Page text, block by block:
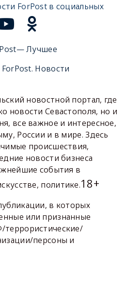
ForPost в социальных
Лучшее
ForPost. Новости
новостной портал, где
новости Севастополя, но и
все важное и интересное,
России и в мире. Здесь
происшествия,
новости бизнеса
события в
политике.18+
в которых
или признанные
персоны и